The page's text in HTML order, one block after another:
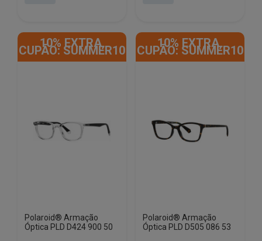
10% EXTRA,
CUPÃO: SUMMER10
Polaroid® Armação
Óptica PLD D424 900 50
10% EXTRA,
CUPÃO: SUMMER10
Polaroid® Armação
Óptica PLD D505 086 53